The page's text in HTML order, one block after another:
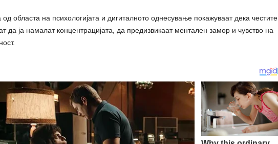
областа на психологијата и дигиталното однесување покажуваат дека честите
да ја намалат концентрацијата, да предизвикаат ментален замор и чувство на